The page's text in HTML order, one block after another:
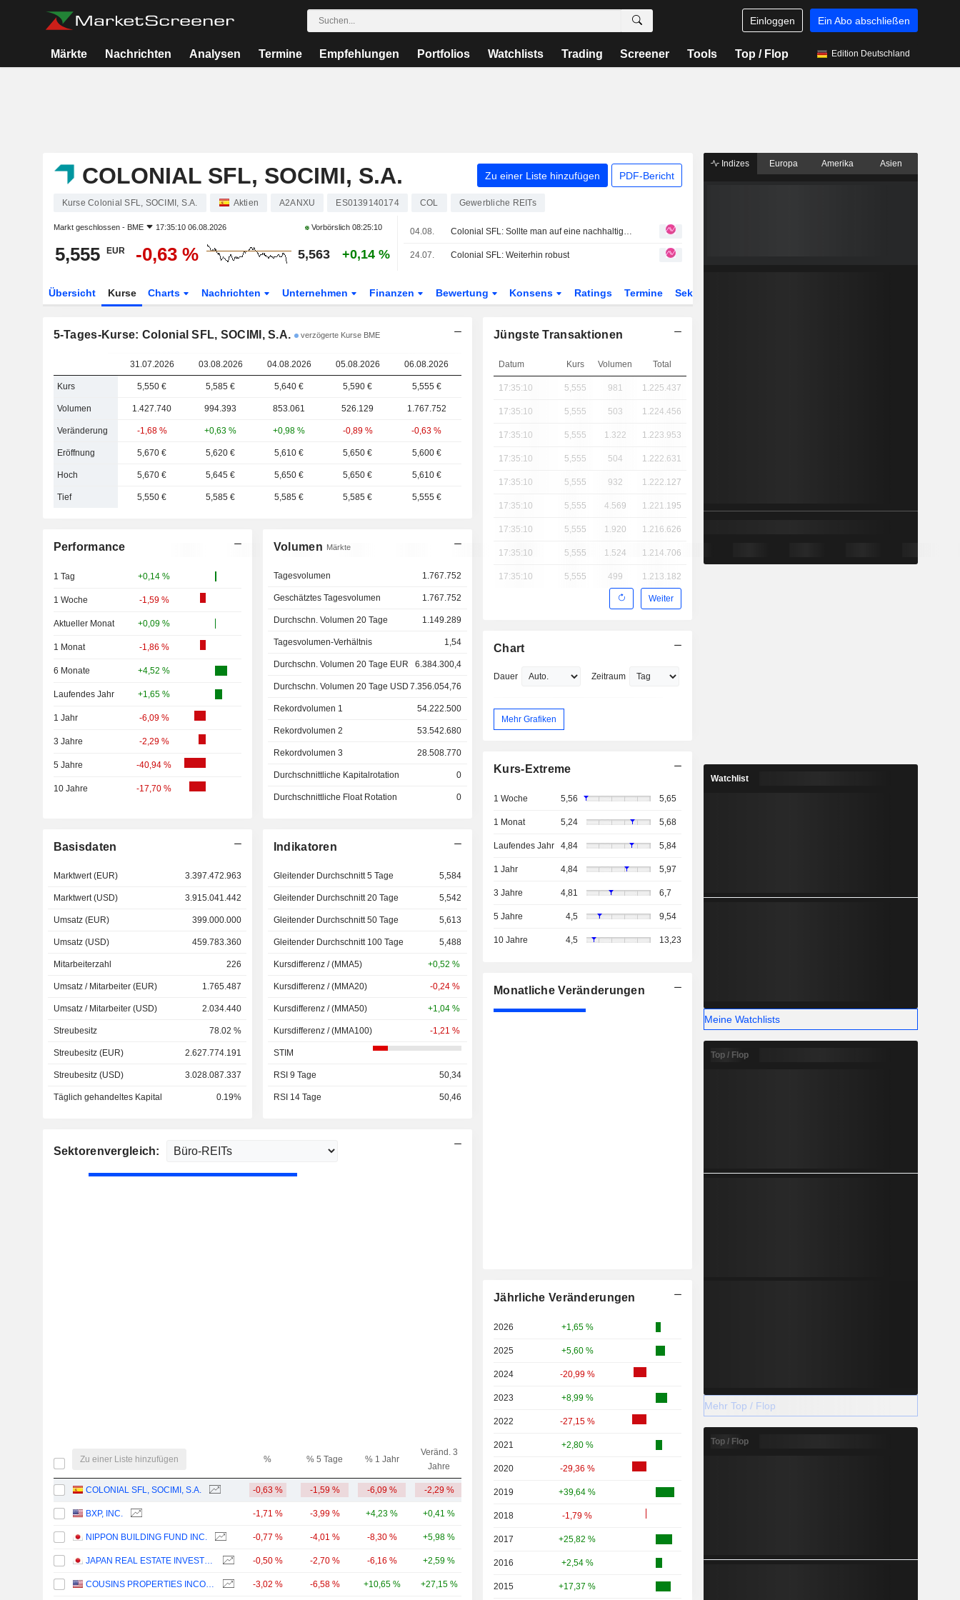
Einloggen Ein Abo abschließen
Märkte Nachrichten Analysen Termine Empfehlungen Portfolios Watchlists Trading Screener Tools Top / Flop Edition Deutschland
COLONIAL SFL, SOCIMI, S.A. Zu einer Liste hinzufügen PDF-Bericht
Kurse Colonial SFL, SOCIMI, S.A. Aktien A2ANXU ES0139140174 COL Gewerbliche REITs
Markt geschlossen - BME 17:35:10 06.08.2026 Vorbörslich08:25:10
5,555 EUR -0,63 % 5,563 +0,14 %
04.08. Colonial SFL: Sollte man auf eine nachhaltige Beschleunigung des EPS setzen?
24.07. Colonial SFL: Weiterhin robust
Übersicht Kurse Charts Nachrichten Unternehmen Finanzen Bewertung Konsens Ratings Termine Sektor
5-Tages-Kurse: Colonial SFL, SOCIMI, S.A. verzögerte Kurse BME
31.07.2026 03.08.2026 04.08.2026 05.08.2026 06.08.2026
Kurs 5,550 € 5,585 € 5,640 € 5,590 € 5,555 €
Volumen 1.427.740 994.393 853.061 526.129 1.767.752
Veränderung -1,68 % +0,63 % +0,98 % -0,89 % -0,63 %
Eröffnung 5,670 € 5,620 € 5,610 € 5,650 € 5,600 €
Hoch 5,670 € 5,645 € 5,650 € 5,650 € 5,610 €
Tief 5,550 € 5,585 € 5,585 € 5,585 € 5,555 €
Performance
1 Tag +0,14 %
1 Woche -1,59 %
Aktueller Monat +0,09 %
1 Monat -1,86 %
6 Monate +4,52 %
Laufendes Jahr +1,65 %
1 Jahr -6,09 %
3 Jahre -2,29 %
5 Jahre -40,94 %
10 Jahre -17,70 %
Volumen Märkte
Tagesvolumen 1.767.752
Geschätztes Tagesvolumen 1.767.752
Durchschn. Volumen 20 Tage 1.149.289
Tagesvolumen-Verhältnis 1,54
Durchschn. Volumen 20 Tage EUR 6.384.300,4
Durchschn. Volumen 20 Tage USD 7.356.054,76
Rekordvolumen 1 54.222.500
Rekordvolumen 2 53.542.680
Rekordvolumen 3 28.508.770
Durchschnittliche Kapitalrotation 0
Durchschnittliche Float Rotation 0
Basisdaten
Marktwert (EUR) 3.397.472.963
Marktwert (USD) 3.915.041.442
Umsatz (EUR) 399.000.000
Umsatz (USD) 459.783.360
Mitarbeiterzahl 226
Umsatz / Mitarbeiter (EUR) 1.765.487
Umsatz / Mitarbeiter (USD) 2.034.440
Streubesitz 78.02 %
Streubesitz (EUR) 2.627.774.191
Streubesitz (USD) 3.028.087.337
Täglich gehandeltes Kapital 0.19%
Indikatoren
Gleitender Durchschnitt 5 Tage 5,584
Gleitender Durchschnitt 20 Tage 5,542
Gleitender Durchschnitt 50 Tage 5,613
Gleitender Durchschnitt 100 Tage 5,488
Kursdifferenz / (MMA5) +0,52 %
Kursdifferenz / (MMA20) -0,24 %
Kursdifferenz / (MMA50) +1,04 %
Kursdifferenz / (MMA100) -1,21 %
STIM
RSI 9 Tage 50,34
RSI 14 Tage 50,46
Sektorenvergleich:
Zu einer Liste hinzufügen % % 5 Tage % 1 Jahr
Veränd. 3
Jahre
COLONIAL SFL, SOCIMI, S.A. -0,63 % -1,59 % -6,09 % -2,29 % 3,92 Mrd.
BXP, INC. -1,71 % -3,99 % +4,23 % +0,41 % 10,98 Mrd.
NIPPON BUILDING FUND INC. -0,77 % -4,01 % -8,30 % +5,98 % 7,25 Mrd.
JAPAN REAL ESTATE INVESTMENT CORPORATION -0,50 % -2,70 % -6,16 % +2,59 % 5,49 Mrd.
COUSINS PROPERTIES INCORPORATED -3,02 % -6,58 % +10,65 % +27,15 % 4,91 Mrd.
Jüngste Transaktionen
Datum Kurs Volumen Total
17:35:10 5,555 981 1.225.437
17:35:10 5,555 503 1.224.456
17:35:10 5,555 1.322 1.223.953
17:35:10 5,555 504 1.222.631
17:35:10 5,555 932 1.222.127
17:35:10 5,555 4.569 1.221.195
17:35:10 5,555 1.920 1.216.626
17:35:10 5,555 1.524 1.214.706
17:35:10 5,555 499 1.213.182
Weiter
Chart
Dauer Zeitraum
Mehr Grafiken
Kurs-Extreme
1 Woche 5,56 5,65
1 Monat 5,24 5,68
Laufendes Jahr 4,84 5,84
1 Jahr 4,84 5,97
3 Jahre 4,81 6,7
5 Jahre 4,5 9,54
10 Jahre 4,5 13,23
Monatliche Veränderungen
Jährliche Veränderungen
2026 +1,65 %
2025 +5,60 %
2024 -20,99 %
2023 +8,99 %
2022 -27,15 %
2021 +2,80 %
2020 -29,36 %
2019 +39,64 %
2018 -1,79 %
2017 +25,82 %
2016 +2,54 %
2015 +17,37 %
Indizes Europa Amerika Asien
Watchlist
Meine Watchlists
Top / Flop
Mehr Top / Flop
Top / Flop